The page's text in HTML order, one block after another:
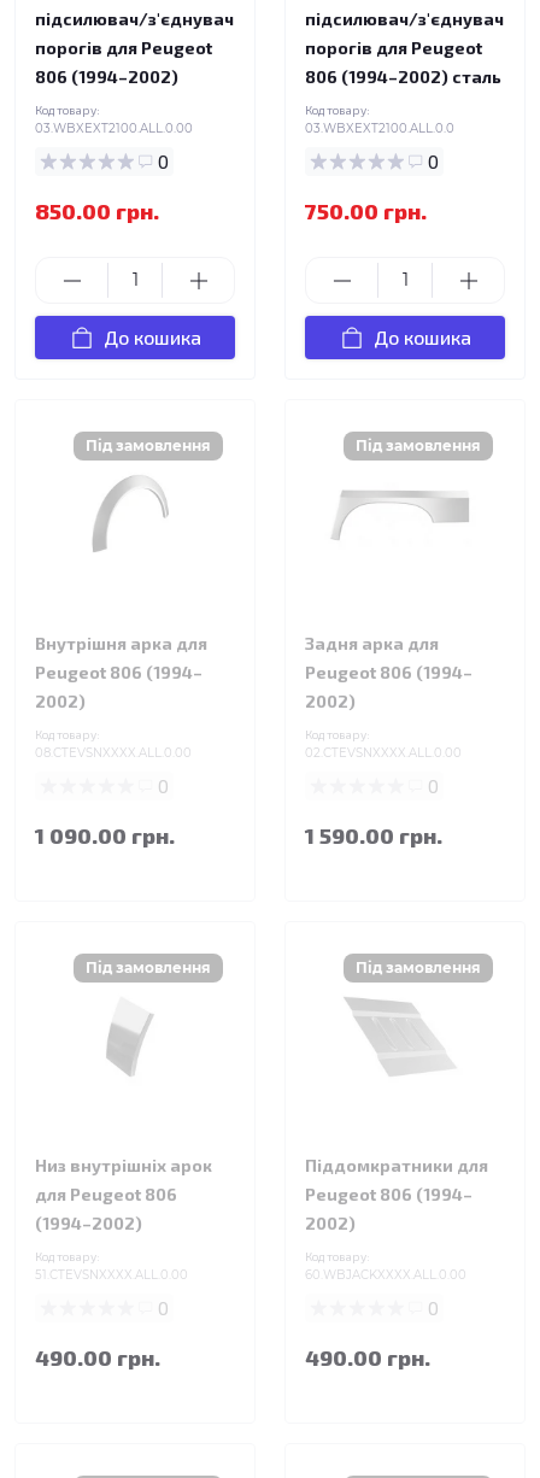
підсилювач/з'єднувач
порогів для Peugeot
806 (1994–2002)
Код товару:
03.WBXEXT2100.ALL.0.00
0
850.00 грн.
До кошика
підсилювач/з'єднувач
порогів для Peugeot
806 (1994–2002) сталь
Код товару:
03.WBXEXT2100.ALL.0.0
0
750.00 грн.
До кошика
Внутрішня арка для
Peugeot 806 (1994–
2002)
Код товару:
08.CTEVSNXXXX.ALL.0.00
0
1 090.00 грн.
Задня арка для
Peugeot 806 (1994–
2002)
Код товару:
02.CTEVSNXXXX.ALL.0.00
0
1 590.00 грн.
Низ внутрішніх арок
для Peugeot 806
(1994–2002)
Код товару:
51.CTEVSNXXXX.ALL.0.00
0
490.00 грн.
Піддомкратники для
Peugeot 806 (1994–
2002)
Код товару:
60.WBJACKXXXX.ALL.0.00
0
490.00 грн.